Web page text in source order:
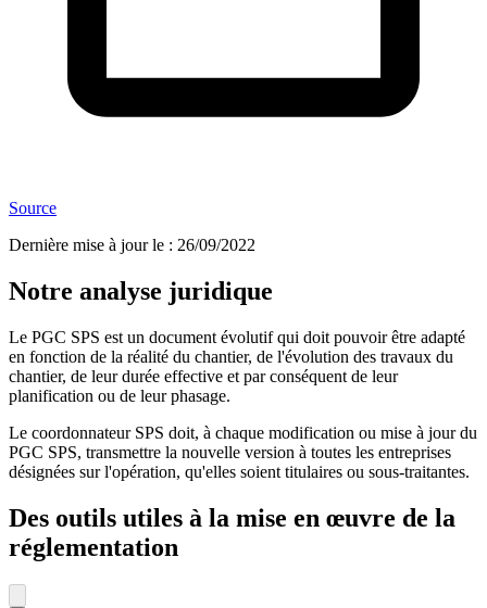
Source
Dernière mise à jour le : 26/09/2022
Notre analyse juridique
Le PGC SPS est un document évolutif qui doit pouvoir être adapté
en fonction de la réalité du chantier, de l'évolution des travaux du
chantier, de leur durée effective et par conséquent de leur
planification ou de leur phasage.
Le coordonnateur SPS doit, à chaque modification ou mise à jour du
PGC SPS, transmettre la nouvelle version à toutes les entreprises
désignées sur l'opération, qu'elles soient titulaires ou sous-traitantes.
Des outils utiles à la mise en œuvre de la
réglementation